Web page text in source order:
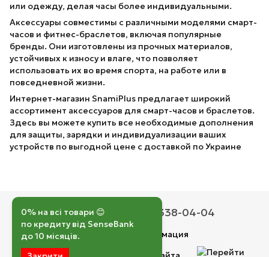
или одежду, делая часы более индивидуальными.
Аксессуары совместимы с различными моделями смарт-
часов и фитнес-браслетов, включая популярные
бренды. Они изготовлены из прочных материалов,
устойчивых к износу и влаге, что позволяет
использовать их во время спорта, на работе или в
повседневной жизни.
Интернет-магазин SnamiPlus предлагает широкий
ассортимент аксессуаров для смарт-часов и браслетов.
Здесь вы можете купить все необходимые дополнения
для защиты, зарядки и индивидуализации ваших
устройств по выгодной цене с доставкой по Украине
050 193-42-43 067 338-04-04
Контактная информация
0% на всі товари 😊
по кредиту від SenseBank
до 10 місяців.